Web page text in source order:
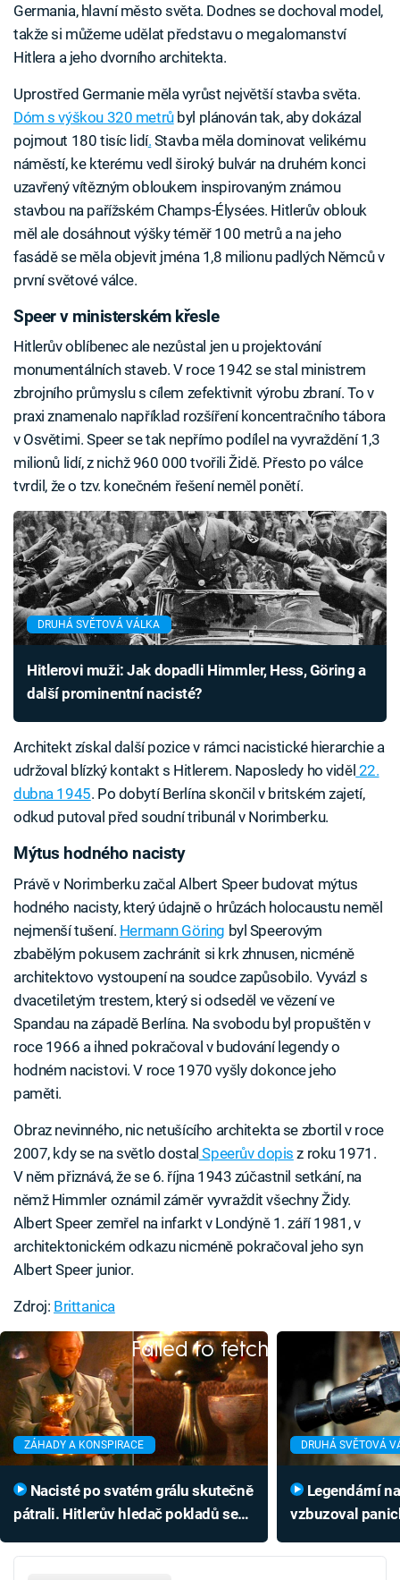
Germania, hlavní město světa. Dodnes se dochoval model,
takže si můžeme udělat představu o megalomanství
Hitlera a jeho dvorního architekta.
Uprostřed Germanie měla vyrůst největší stavba světa.
Dóm s výškou 320 metrůbyl plánován tak, aby dokázal
pojmout 180 tisíc lidí. Stavba měla dominovat velikému
náměstí, ke kterému vedl široký bulvár na druhém konci
uzavřený vítězným obloukem inspirovaným známou
stavbou na pařížském Champs-Élysées. Hitlerův oblouk
měl ale dosáhnout výšky téměř 100 metrů a na jeho
fasádě se měla objevit jména 1,8 milionu padlých Němců v
první světové válce.
Speer v ministerském křesle
Hitlerův oblíbenec ale nezůstal jen u projektování
monumentálních staveb. V roce 1942 se stal ministrem
zbrojního průmyslu s cílem zefektivnit výrobu zbraní. To v
praxi znamenalo například rozšíření koncentračního tábora
v Osvětimi. Speer se tak nepřímo podílel na vyvraždění 1,3
milionů lidí, z nichž 960 000 tvořili Židě. Přesto po válce
tvrdil, že o tzv. konečném řešení neměl ponětí.
DRUHÁ SVĚTOVÁ VÁLKA
Hitlerovi muži: Jak dopadli Himmler, Hess, Göring a
další prominentní nacisté?
Architekt získal další pozice v rámci nacistické hierarchie a
udržoval blízký kontakt s Hitlerem. Naposledy ho viděl 22.
dubna 1945. Po dobytí Berlína skončil v britském zajetí,
odkud putoval před soudní tribunál v Norimberku.
Mýtus hodného nacisty
Právě v Norimberku začal Albert Speer budovat mýtus
hodného nacisty, který údajně o hrůzách holocaustu neměl
nejmenší tušení. Hermann Göring byl Speerovým
zbabělým pokusem zachránit si krk zhnusen, nicméně
architektovo vystoupení na soudce zapůsobilo. Vyvázl s
dvacetiletým trestem, který si odseděl ve vězení ve
Spandau na západě Berlína. Na svobodu byl propuštěn v
roce 1966 a ihned pokračoval v budování legendy o
hodném nacistovi. V roce 1970 vyšly dokonce jeho
paměti.
Obraz nevinného, nic netušícího architekta se zbortil v roce
2007, kdy se na světlo dostal Speerův dopis z roku 1971.
V něm přiznává, že se 6. října 1943 zúčastnil setkání, na
němž Himmler oznámil záměr vyvraždit všechny Židy.
Albert Speer zemřel na infarkt v Londýně 1. září 1981, v
architektonickém odkazu nicméně pokračoval jeho syn
Albert Speer junior.
Zdroj: Brittanica
Failed to fetch
ZÁHADY A KONSPIRACE
pátrali. Hitlerův hledač pokladů se
DRUHÁ SVĚTOVÁ
vzbuzoval